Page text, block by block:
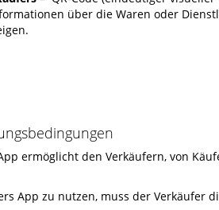
über die Waren oder
ermöglicht den Verkäufern, von
App zu nutzen, muss der